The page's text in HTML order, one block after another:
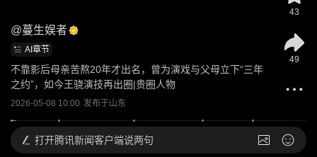
@蔓生娱者
AI章节
不靠影后母亲苦熬20年才出名，曾为演戏与父母立下“三年
之约”，如今王骁演技再出圈|贵圈人物
2026-05-08 10:00 发布于山东
43
49
打开腾讯新闻客户端说两句